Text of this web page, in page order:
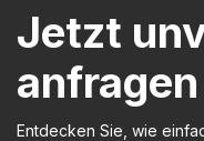
Jetzt
Entdecken Sie, wie